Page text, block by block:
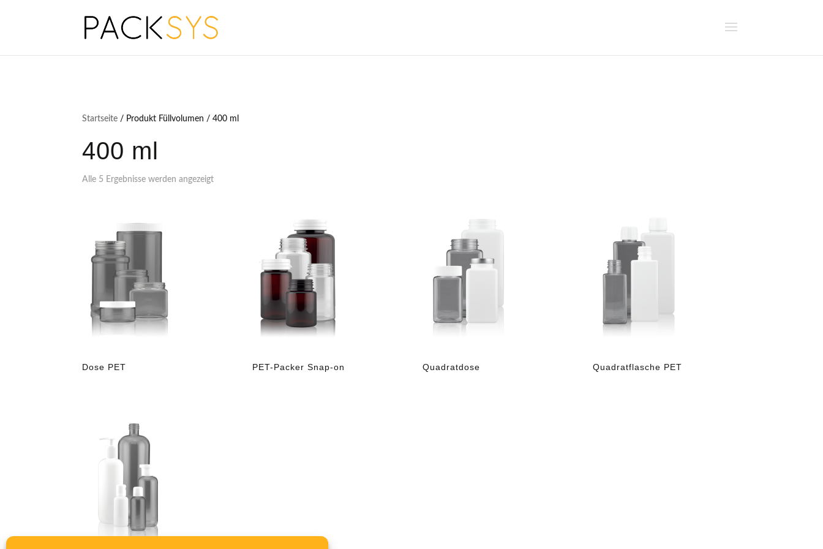
Startseite / Produkt Füllvolumen / 400 ml
400 ml
Alle 5 Ergebnisse werden angezeigt
Dose PET PET-Packer Snap-on Quadratdose Quadratflasche PET